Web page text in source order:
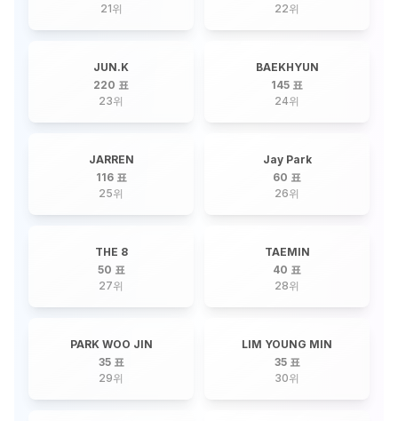
21위
22위
JUN.K
220 표
23위
BAEKHYUN
145 표
24위
JARREN
116 표
25위
Jay Park
60 표
26위
THE 8
50 표
27위
TAEMIN
40 표
28위
PARK WOO JIN
35 표
29위
LIM YOUNG MIN
35 표
30위